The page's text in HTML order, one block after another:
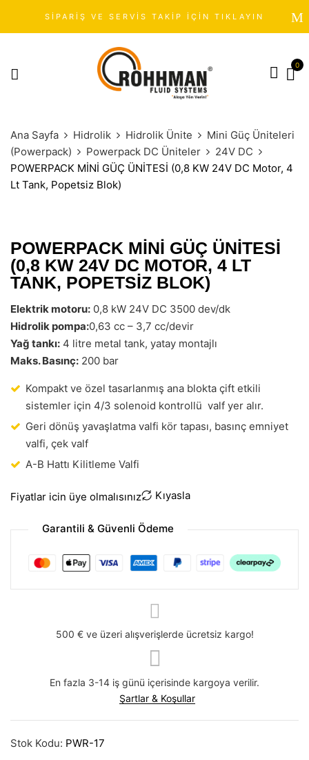
SİPARİŞ VE SERVİS TAKİP İÇİN TIKLAYIN
0
Ana Sayfa Hidrolik Hidrolik Ünite
Mini Güç Üniteleri
(Powerpack)
Powerpack DC Üniteler
24V DC
POWERPACK MİNİ GÜÇ ÜNİTESİ (0,8 KW 24V DC Motor, 4
Lt Tank, Popetsiz Blok)
POWERPACK MİNİ GÜÇ ÜNİTESİ
(0,8 KW 24V DC MOTOR, 4 LT
TANK, POPETSIZ BLOK)
Elektrik motoru: 0,8 kW 24V DC 3500 dev/dk
Hidrolik pompa:0,63 cc – 3,7 cc/devir
Yağ tankı: 4 litre metal tank, yatay montajlı
Maks. Basınç: 200 bar
Kompakt ve özel tasarlanmış ana blokta çift etkili
sistemler için 4/3 solenoid kontrollü valf yer alır.
Geri dönüş yavaşlatma valfi kör tapası, basınç emniyet
valfi, çek valf
A-B Hattı Kilitleme Valfi
Fiyatlar icin üye olmalısınız Kıyasla
Garantili & Güvenli Ödeme
500 € ve üzeri alışverişlerde ücretsiz kargo!
En fazla 3-14 iş günü içerisinde kargoya verilir.
Şartlar & Koşullar
Stok Kodu: PWR-17